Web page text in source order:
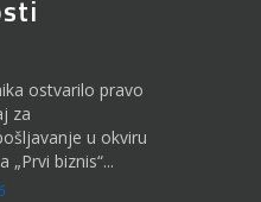
ostvarilo pravo
za
u okviru
„Prvi biznis“...